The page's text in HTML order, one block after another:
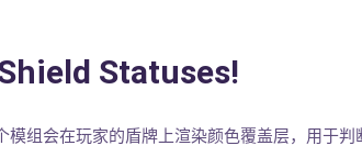
Statuses!
模组会在玩家的盾牌上渲染颜色覆盖层，用于判